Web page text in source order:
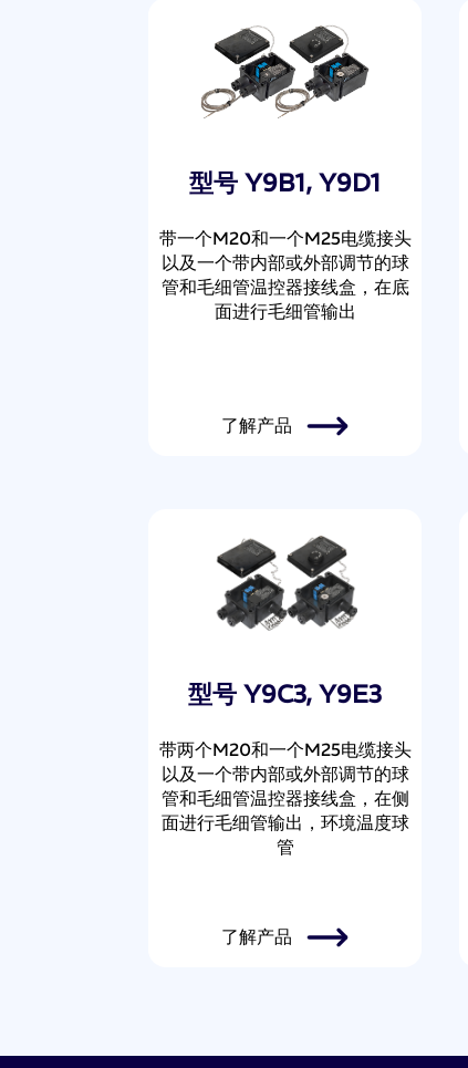
型号 Y9B1, Y9D1
带一个M20和一个M25电缆接头
以及一个带内部或外部调节的球
管和毛细管温控器接线盒，在底
面进行毛细管输出
了解产品
型号 Y9C3, Y9E3
带两个M20和一个M25电缆接头
以及一个带内部或外部调节的球
管和毛细管温控器接线盒，在侧
面进行毛细管输出，环境温度球
管
了解产品